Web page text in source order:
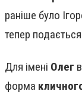
раніше було
тепер
Для імені Олег
форма